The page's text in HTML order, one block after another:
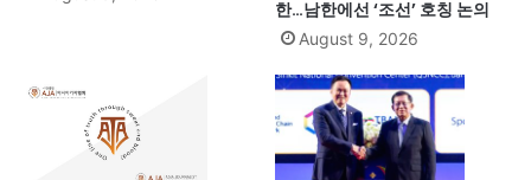
한…남한에선 ‘조선’ 호칭 논의
August 9, 2026